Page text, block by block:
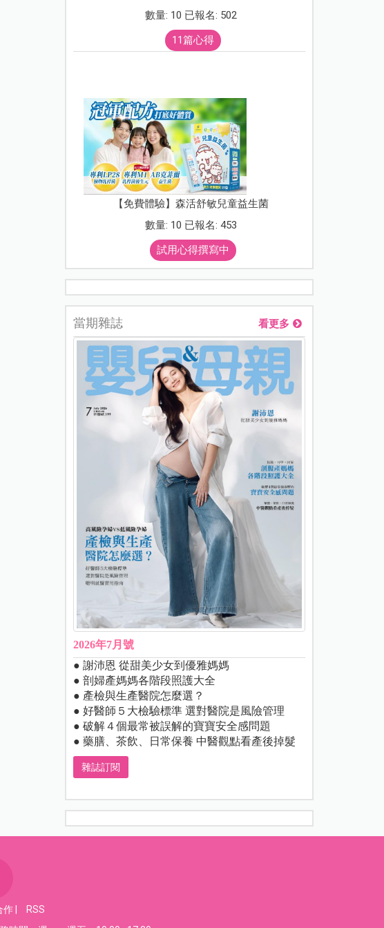
數量: 10 已報名: 502
11篇心得
【免費體驗】森活舒敏兒童益生菌
數量: 10 已報名: 453
試用心得撰寫中
當期雜誌 看更多
2026年7月號
● 謝沛恩 從甜美少女到優雅媽媽
● 剖婦產媽媽各階段照護大全
● 產檢與生產醫院怎麼選？
● 好醫師５大檢驗標準 選對醫院是風險管理
● 破解４個最常被誤解的寶寶安全感問題
● 藥膳、茶飲、日常保養 中醫觀點看產後掉髮
雜誌訂閱
作
RSS